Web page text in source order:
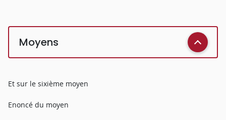
Moyens
Et sur le sixième moyen
Enoncé du moyen